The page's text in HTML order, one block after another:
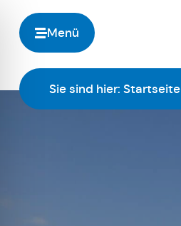
Menü
Sie sind hier: Startseite